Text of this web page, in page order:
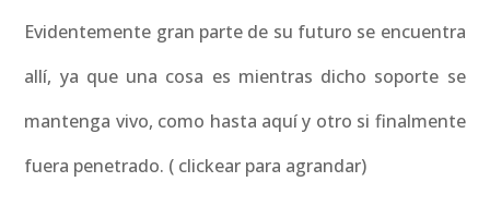
Evidentemente gran parte de su futuro se encuentra
allí, ya que una cosa es mientras dicho soporte se
mantenga vivo, como hasta aquí y otro si finalmente
fuera penetrado. ( clickear para agrandar)